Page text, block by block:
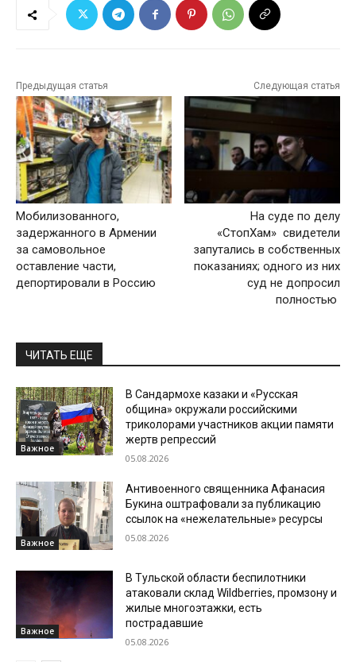
Предыдущая статья
Мобилизованного,
задержанного в Армении
за самовольное
оставление части,
депортировали в Россию
Следующая статья
На суде по делу
«СтопХам» свидетели
запутались в собственных
показаниях; одного из них
суд не допросил
полностью
ЧИТАТЬ ЕЩЕ
Важное
В Сандармохе казаки и «Русская
община» окружали российскими
триколорами участников акции памяти
жертв репрессий
05.08.2026
Важное
Антивоенного священника Афанасия
Букина оштрафовали за публикацию
ссылок на «нежелательные» ресурсы
05.08.2026
Важное
В Тульской области беспилотники
атаковали склад Wildberries, промзону и
жилые многоэтажки, есть
пострадавшие
05.08.2026